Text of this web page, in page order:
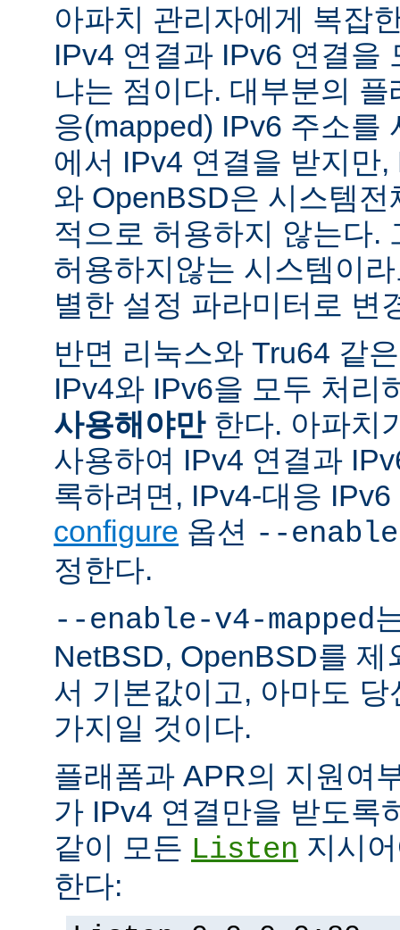
아파치 관리자에게 복잡
IPv4 연결과 IPv6 연결을
냐는 점이다. 대부분의
응(mapped) IPv6 주소를
에서 IPv4 연결을 받지만
와 OpenBSD은 시스템
적으로 허용하지 않는다.
허용하지않는 시스템이
별한 설정 파라미터로 변
반면 리눅스와 Tru64 같
IPv4와 IPv6을 모두 처리
사용해야만한다. 아파치
사용하여 IPv4 연결과
록하려면, IPv4-대응
configure 옵션 --
정한다.
--enable-v4-mapped
NetBSD, OpenBSD를 제
서 기본값이고, 아마도
가지일 것이다.
플래폼과 APR의 지원여
가 IPv4 연결만을 받도록
같이 모든 Listen 지시
한다: